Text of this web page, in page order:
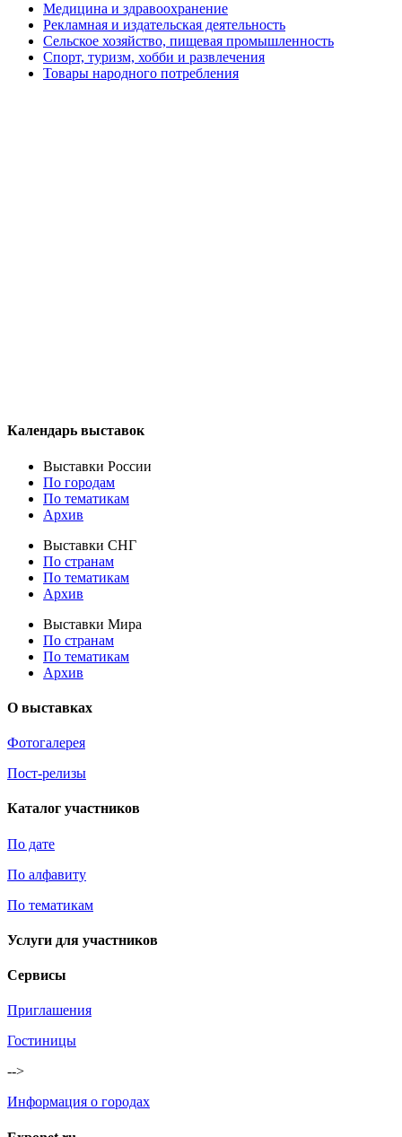
Медицина и здравоохранение
Рекламная и издательская деятельность
Сельское хозяйство, пищевая промышленность
Спорт, туризм, хобби и развлечения
Товары народного потребления
Календарь выставок
Выставки России
По городам
По тематикам
Архив
Выставки СНГ
По странам
По тематикам
Архив
Выставки Мира
По странам
По тематикам
Архив
О выставках
Фотогалерея
Пост-релизы
Каталог участников
По дате
По алфавиту
По тематикам
Услуги для участников
Сервисы
Приглашения
Гостиницы
-->
Информация о городах